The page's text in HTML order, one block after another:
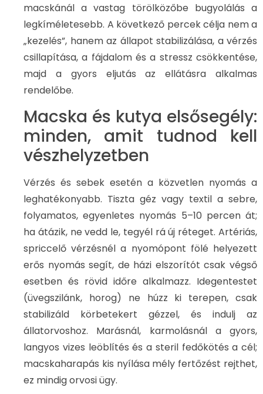
macskánál a vastag törölközőbe bugyolálás a
legkíméletesebb. A következő percek célja nem a
„kezelés”, hanem az állapot stabilizálása, a vérzés
csillapítása, a fájdalom és a stressz csökkentése,
majd a gyors eljutás az ellátásra alkalmas
rendelőbe.
Macska és kutya elsősegély:
minden, amit tudnod kell
vészhelyzetben
Vérzés és sebek esetén a közvetlen nyomás a
leghatékonyabb. Tiszta géz vagy textil a sebre,
folyamatos, egyenletes nyomás 5–10 percen át;
ha átázik, ne vedd le, tegyél rá új réteget. Artériás,
spriccelő vérzésnél a nyomópont fölé helyezett
erős nyomás segít, de házi elszorítót csak végső
esetben és rövid időre alkalmazz. Idegentestet
(üvegszilánk, horog) ne húzz ki terepen, csak
stabilizáld körbetekert gézzel, és indulj az
állatorvoshoz. Marásnál, karmolásnál a gyors,
langyos vizes leöblítés és a steril fedőkötés a cél;
macskaharapás kis nyílása mély fertőzést rejthet,
ez mindig orvosi ügy.